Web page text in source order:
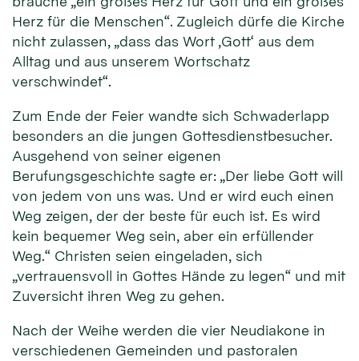
Herz für die Menschen“. Zugleich dürfe die Kirche
nicht zulassen, „dass das Wort ‚Gott‘ aus dem
Alltag und aus unserem Wortschatz
verschwindet“.
Zum Ende der Feier wandte sich Schwaderlapp
besonders an die jungen Gottesdienstbesucher.
Ausgehend von seiner eigenen
Berufungsgeschichte sagte er: „Der liebe Gott will
von jedem von uns was. Und er wird euch einen
Weg zeigen, der der beste für euch ist. Es wird
kein bequemer Weg sein, aber ein erfüllender
Weg.“ Christen seien eingeladen, sich
„vertrauensvoll in Gottes Hände zu legen“ und mit
Zuversicht ihren Weg zu gehen.
Nach der Weihe werden die vier Neudiakone in
verschiedenen Gemeinden und pastoralen